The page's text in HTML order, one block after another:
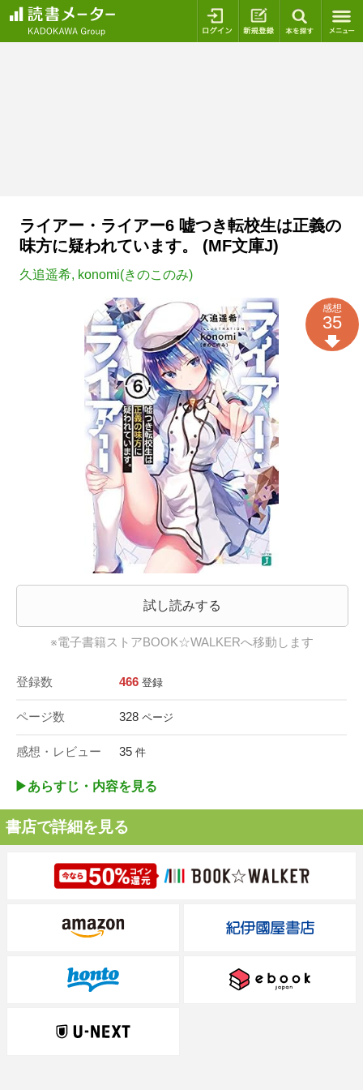
ログイン 新規登録
ライアー・ライアー6 嘘つき転校生は正義の
味方に疑われています。 (MF文庫J)
久追遥希, konomi(きのこのみ)
試し読みする
※電子書籍ストアBOOK☆WALKERへ移動します
登録数 466 登録
ページ数 328 ページ
感想・レビュー 35 件
感想
35
▶︎あらすじ・内容を見る
書店で詳細を見る